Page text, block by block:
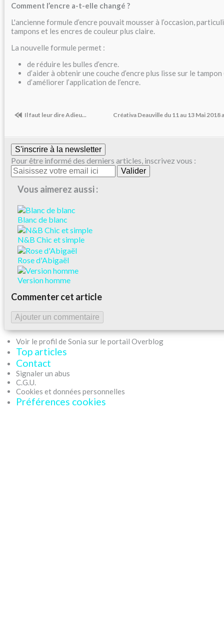
Comment l’encre a-t-elle changé ?
L'ancienne formule d’encre pouvait mousser à l’occasion,
tampons et les encres de couleur plus claire.
La nouvelle formule permet :
de réduire les bulles d’encre.
d’aider à obtenir une couche d’encre plus lisse sur le tampon
d’améliorer l’application de l’encre.
Il faut leur dire Adieu... Créativa Deauville du 11 au 13 Mai
S'inscrire à la newsletter
Pour être informé des derniers articles, inscrivez vous :
Vous aimerez aussi :
Blanc de blanc
N&B Chic et simple
Rose d'Abigaël
Version homme
Commenter cet article
Ajouter un commentaire
Voir le profil de Sonia sur le portail Overblog
Top articles
Contact
Signaler un abus
C.G.U.
Cookies et données personnelles
Préférences cookies